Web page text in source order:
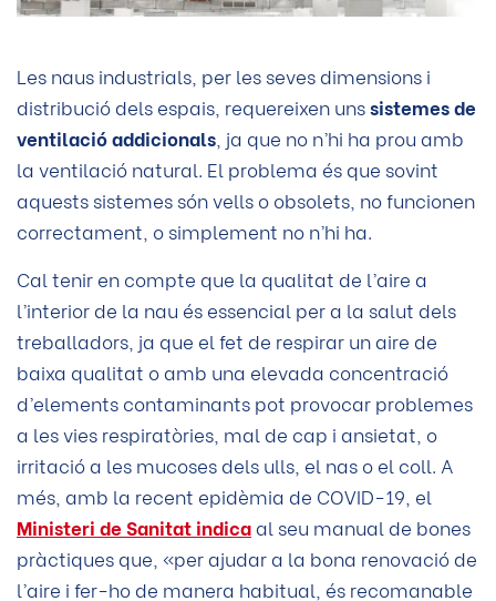
Les naus industrials, per les seves dimensions i
distribució dels espais, requereixen unssistemes de
ventilació addicionals , ja que no n’hi ha prou amb
la ventilació natural. El problema és que sovint
aquests sistemes són vells o obsolets, no funcionen
correctament, o simplement no n’hi ha.
Cal tenir en compte que la qualitat de l’aire a
l’interior de la nau és essencial per a la salut dels
treballadors, ja que el fet de respirar un aire de
baixa qualitat o amb una elevada concentració
d’elements contaminants pot provocar problemes
a les vies respiratòries, mal de cap i ansietat, o
irritació a les mucoses dels ulls, el nas o el coll. A
més, amb la recent epidèmia de COVID-19, el
Ministeri de Sanitat indicaal seu manual de bones
pràctiques que, «per ajudar a la bona renovació de
l’aire i fer-ho de manera habitual, és recomanable